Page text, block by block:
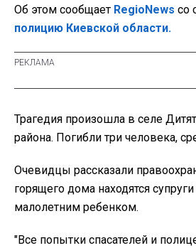
Об этом сообщает RegioNews со
полицию Киевской области.
Трагедия произошла в селе
района. Погибли три человека,
Очевидцы рассказали
горящего дома находятся
малолетним ребенком.
"Все попытки спасателей и